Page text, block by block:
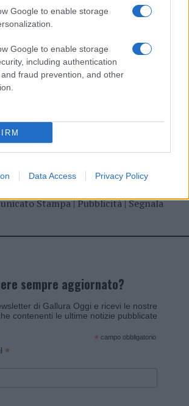
Google to enable storage
Google to enable storage
including authentication
fraud prevention, and other
Data Access Privacy Policy
cari
Cabras
Stampa|Pubblicità|Segnala
sempre aggiornato?
di Gallura Oggi e ricevi le nostre
contenenti le ultime notizie pubblicate
* campo obbligatorio
*